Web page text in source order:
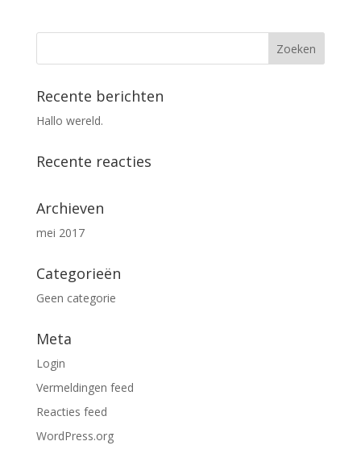
Recente berichten
Hallo wereld.
Recente reacties
Archieven
mei 2017
Categorieën
Geen categorie
Meta
Login
Vermeldingen feed
Reacties feed
WordPress.org